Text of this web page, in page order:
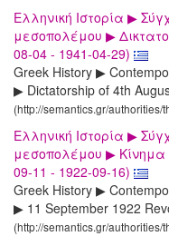
Ελληνική Ιστορία ▶
μεσοπολέμου ▶
08-04 - 1941-04-29)
Greek History ▶
▶ Dictatorship of 4th
(http://semantics.gr/
Ελληνική Ιστορία ▶
μεσοπολέμου ▶ Κίνημα
09-11 - 1922-09-16)
Greek History ▶
▶ 11 September 1922
(http://semantics.gr/